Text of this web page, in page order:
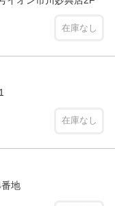
在庫なし
在庫なし
地